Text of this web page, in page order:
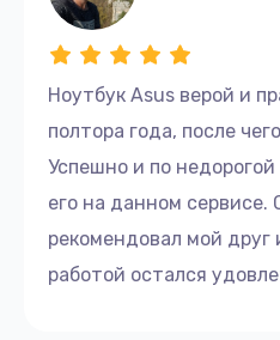
Ноутбук Asus верой и
полтора года, после
Успешно и по
его на данном сервисе.
рекомендовал мой друг
работой остался